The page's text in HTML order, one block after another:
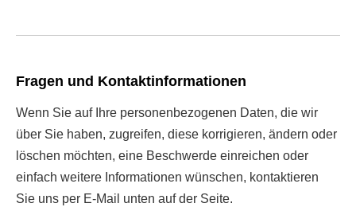
Fragen und Kontaktinformationen
Wenn Sie auf Ihre personenbezogenen Daten, die wir
über Sie haben, zugreifen, diese korrigieren, ändern oder
löschen möchten, eine Beschwerde einreichen oder
einfach weitere Informationen wünschen, kontaktieren
Sie uns per E-Mail unten auf der Seite.